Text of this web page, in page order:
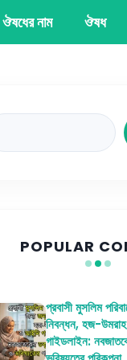
ঔষধের নাম ঔষধ
POPULAR
প্রবাসী মুসলিম
নিবন্ধন, হজ-
গাইডলাইন: